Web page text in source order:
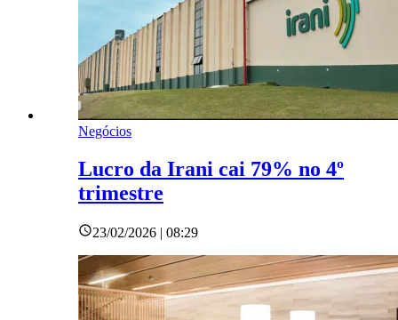
Negócios
Lucro da Irani cai 79% no 4º
trimestre
23/02/2026 | 08:29